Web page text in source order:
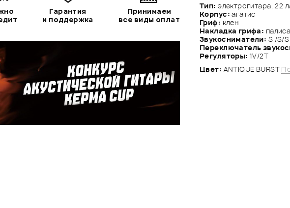
Тип:электрогитара, 22
Корпус:агатис
Гриф: клен
Накладка грифа:
Звукосниматели: S /S/
Переключатель
Регуляторы:1V/2Т
Цвет: ANTIQUE BURST
Гарантия
и поддержка
Принимаем
все виды оплат